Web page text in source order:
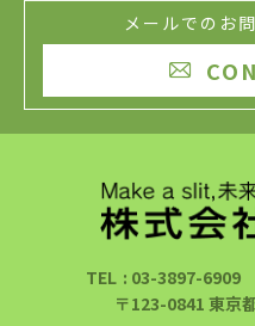
メールでのお

TEL : 03-3897-6909
〒123-0841 東京